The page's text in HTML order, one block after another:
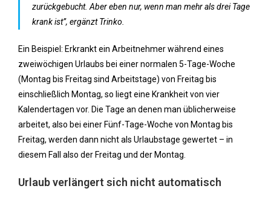
zurückgebucht. Aber eben nur, wenn man mehr als drei Tage
krank ist”, ergänzt Trinko.
Ein Beispiel: Erkrankt ein Arbeitnehmer während eines
zweiwöchigen Urlaubs bei einer normalen 5-Tage-Woche
(Montag bis Freitag sind Arbeitstage) von Freitag bis
einschließlich Montag, so liegt eine Krankheit von vier
Kalendertagen vor. Die Tage an denen man üblicherweise
arbeitet, also bei einer Fünf-Tage-Woche von Montag bis
Freitag, werden dann nicht als Urlaubstage gewertet – in
diesem Fall also der Freitag und der Montag.
Urlaub verlängert sich nicht automatisch